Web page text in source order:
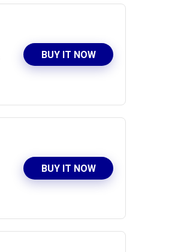
BUY IT NOW
BUY IT NOW